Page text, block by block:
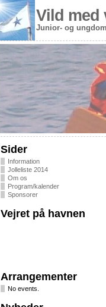
Vild med
Junior- og
Sider
Information
Jolleliste 2014
Om os
Program/kalender
Sponsorer
Vejret på havnen
Arrangementer
No events.